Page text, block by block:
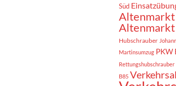
Süd
Altenmarkt
Altenmarkt
Hubschrauber
Martinsumzug PKW
Rettungshubschrauber
B85